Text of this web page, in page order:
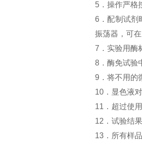
5．操作严格
6．配制试剂
振荡器，可
7．实验用酶
8．酶免试验
9．将不用的
10．显色液
11．超过使
12．试验结
13．所有样